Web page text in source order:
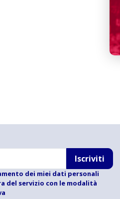
Iscriviti
dei miei dati personali
del servizio con le modalità